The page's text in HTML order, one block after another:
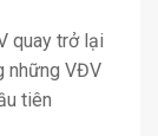
quay trở lại
những VĐV
tiên